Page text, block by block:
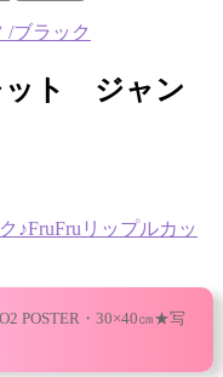
/ブラック
ット ジャン
♪FruFruリップルカッ
POSTER・30×40㎝★写